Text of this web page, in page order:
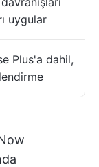
uygular
Plus'a dahil,